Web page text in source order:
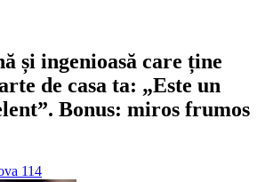
și ingenioasă care ține
de casa ta: „Este un
Bonus: miros frumos
114